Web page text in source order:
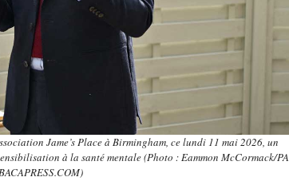
Jame’s Place à Birmingham, ce lundi 11 mai 2026, un
à la santé mentale (Photo : Eammon McCormack/PA